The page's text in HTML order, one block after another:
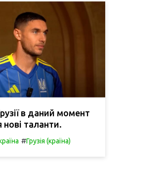
в даний момент
таланти.
#Грузія (країна)